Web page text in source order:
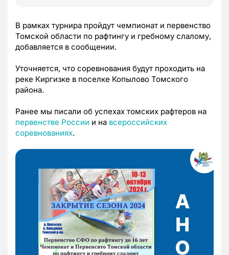
В рамках турнира пройдут чемпионат и первенство
Томской области по рафтингу и гребному слалому,
добавляется в сообщении.
Уточняется, что соревнования будут проходить на
реке Киргизке в поселке Копылово Томского
района.
Ранее мы писали об успехах томских рафтеров на
первенстве России и на всероссийских
соревнованиях.